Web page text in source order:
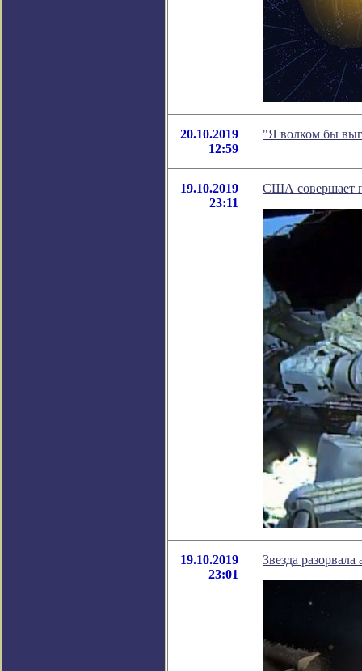
20.10.2019
12:59
"Я волком бы
19.10.2019
23:11
США совершает
19.10.2019
23:01
Звезда